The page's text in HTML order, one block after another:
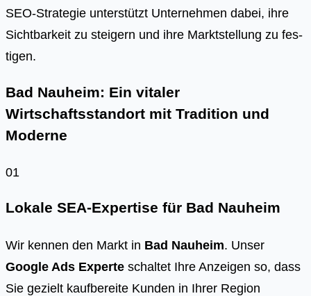
SEO-Stra­te­gie unter­stützt Unter­neh­men dabei, ihre
Sicht­bar­keit zu stei­gern und ihre Markt­stel­lung zu fes­
ti­gen.
Bad Nauheim: Ein vitaler
Wirtschaftsstandort mit Tradition und
Moderne
01
Lokale SEA-Expertise für Bad Nauheim
Wir kennen den Markt in Bad Nauheim. Unser
Google Ads Experte schaltet Ihre Anzeigen so, dass
Sie gezielt kaufbereite Kunden in Ihrer Region